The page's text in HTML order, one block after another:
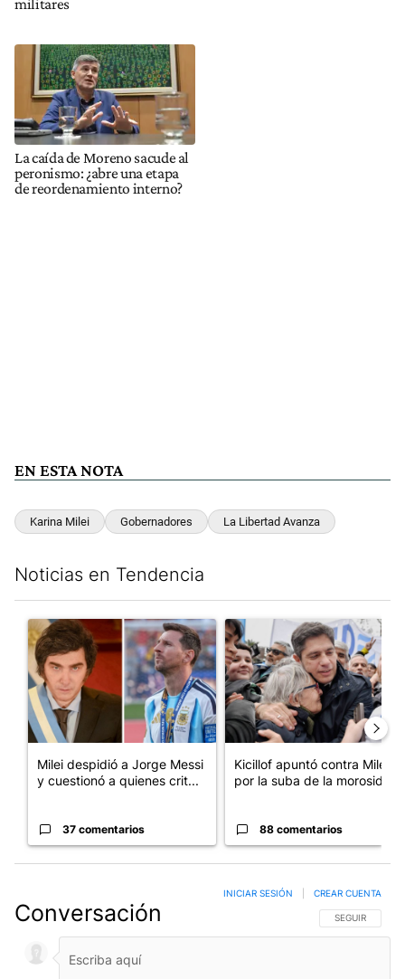
La caída de Moreno sacude al
peronismo: ¿abre una etapa
de reordenamiento interno?
EN ESTA NOTA
Karina Milei Gobernadores La Libertad Avanza
Noticias en Tendencia
Un artículo de tendencia con el título "Milei despidió a Jorge
Milei despidió a Jorge Messi
y cuestionó a quienes crit...
37 comentarios
Un artículo de tendencia con
Kicillof apuntó contra Milei
por la suba de la morosida...
88 comentarios
Conversación SIGA ESTA
SEGUIR
INICIAR SESIÓN CREAR CUENTA